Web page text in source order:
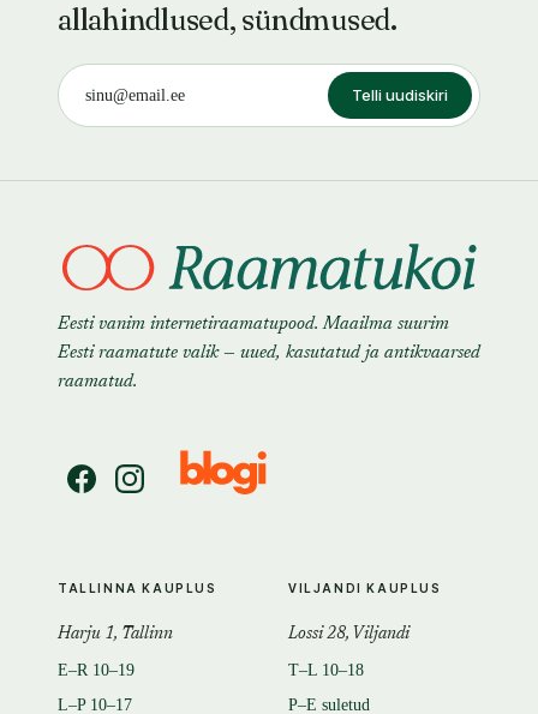
allahindlused, sündmused.
Telli uudiskiri
Eesti vanim internetiraamatupood. Maailma suurim
Eesti raamatute valik — uued, kasutatud ja antikvaarsed
raamatud.
TALLINNA KAUPLUS
Harju 1, Tallinn
E–R 10–19
L–P 10–17
VILJANDI KAUPLUS
Lossi 28, Viljandi
T–L 10–18
P–E suletud